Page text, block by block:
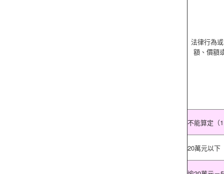
法律行為
額、價額
不能算定（
20萬元以下